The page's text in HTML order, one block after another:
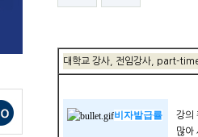
대학교 강사, 전임강사, part-
비자발급률
강의
많아